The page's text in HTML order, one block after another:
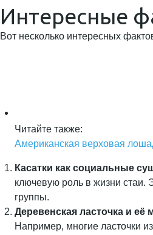
Интересные
Вот несколько интересных
Читайте также:
Американская верховая
Касатки как социальные
ключевую роль в жизни стаи.
группы.
Деревенская ласточка и её
Например, многие ласточки